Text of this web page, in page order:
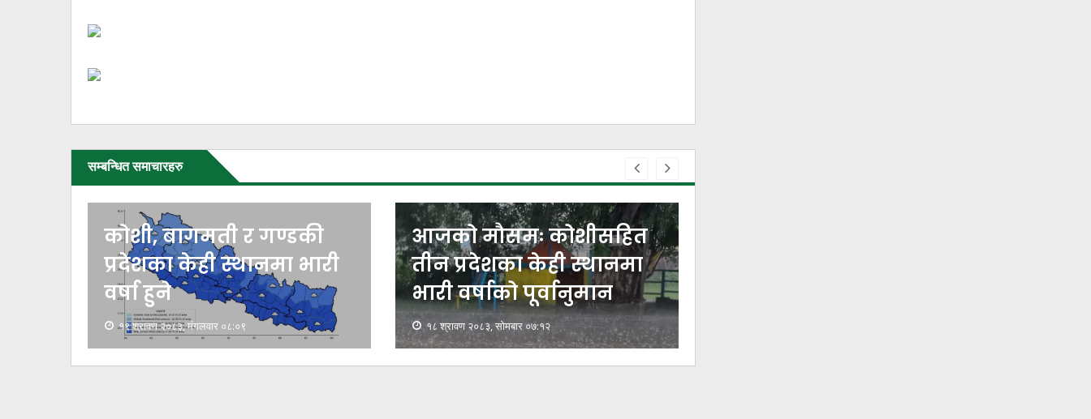
सम्बन्धित समाचारहरु
कोशी, बागमती र गण्डकी
प्रदेशका केही स्थानमा भारी
वर्षा हुने
१९ श्रावण २०८३, मंगलवार ०८:०९
आजको मौसमः कोशीसहित
तीन प्रदेशका केही स्थानमा
भारी वर्षाको पूर्वानुमान
१८ श्रावण २०८३, सोमबार ०७:१२